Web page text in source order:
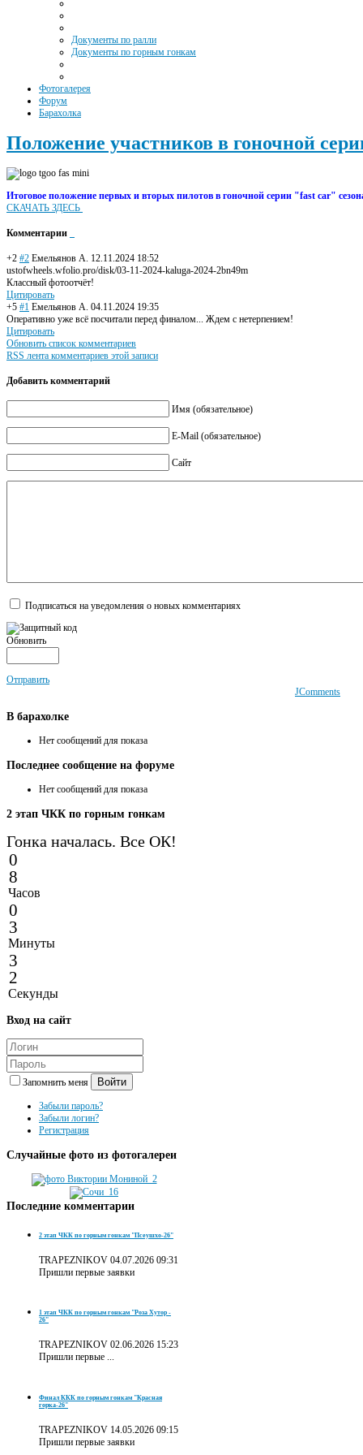
Документы по ралли
Документы по горным гонкам
Фотогалерея
Форум
Барахолка
Положение участников в гоночной
Итоговое положение первых и вторых пилотов в гоночной серии "fast car"
СКАЧАТЬ ЗДЕСЬ
Комментарии
+2 #2 Емельянов А. 12.11.2024 18:52
ustofwheels.wfolio.pro/disk/03-11-2024-kaluga-2024-2bn49m
Классный фотоотчёт!
Цитировать
+5 #1 Емельянов А. 04.11.2024 19:35
Оперативно уже всё посчитали перед финалом... Ждем с нетерпением!
Цитировать
Обновить список комментариев
RSS лента комментариев этой записи
Добавить комментарий
Имя (обязательное)
E-Mail (обязательное)
Сайт
Подписаться на уведомления о новых комментариях
Обновить
Отправить
JComments
В барахолке
Нет сообщений для показа
Последнее сообщение на форуме
Нет сообщений для показа
2 этап ЧКК по горным гонкам
Гонка началась. Все ОК!
0
8
Часов
0
3
Минуты
3
2
Секунды
Вход на сайт
Запомнить меня Войти
Забыли пароль?
Забыли логин?
Регистрация
Случайные фото из фотогалереи
Последние комментарии
2 этап ЧКК по горным гонкам "Псеушхо-26"
TRAPEZNIKOV 04.07.2026 09:31
Пришли первые заявки
1 этап ЧКК по горным гонкам "Роза Хутор -
26"
TRAPEZNIKOV 02.06.2026 15:23
Пришли первые ...
Финал ККК по горным гонкам "Красная
горка-26"
TRAPEZNIKOV 14.05.2026 09:15
Пришли первые заявки